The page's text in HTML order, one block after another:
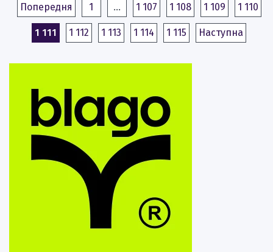
Попередня 1 … 1 107 1 108 1 109 1 110
1 111 1 112 1 113 1 114 1 115 Наступна